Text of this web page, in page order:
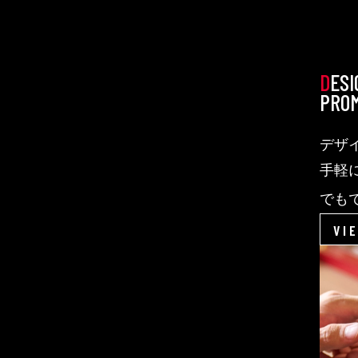
デザ
手軽
でも
で
と、
私
たコ